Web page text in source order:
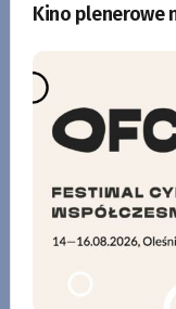
Kino plenerowe